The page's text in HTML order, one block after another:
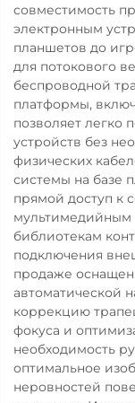
совместимость
электронным
планшетов до
для потокового
беспроводной
платформы,
позволяет легко
устройств без
физических
системы на базе
прямой доступ к
библиотекам
подключения
продаже
автоматической
коррекцию
фокуса и
необходимость
оптимальное
неровностей